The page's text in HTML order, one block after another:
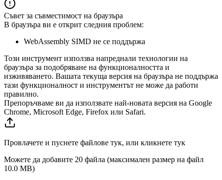
Съвет за съвместимост на браузъра
В браузъра ви е открит следния проблем:
WebAssembly SIMD не се поддържа
Този инструмент използва напреднали технологии на
браузъра за подобряване на функционалността и
изживяването. Вашата текуща версия на браузъра не поддържа
тази функционалност и инструментът не може да работи
правилно.
Препоръчваме ви да използвате най-новата версия на Google
Chrome, Microsoft Edge, Firefox или Safari.
Провлачете и пуснете файлове тук, или кликнете тук
Можете да добавите 20 файла (максимален размер на файл
10.0 MB)